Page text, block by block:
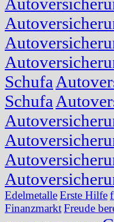
Schufa
Schufa
EdelmetalleErste Hilfe
FinanzmarktFreude